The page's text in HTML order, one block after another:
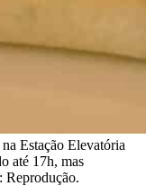
Estação Elevatória
até 17h, mas
Reprodução.